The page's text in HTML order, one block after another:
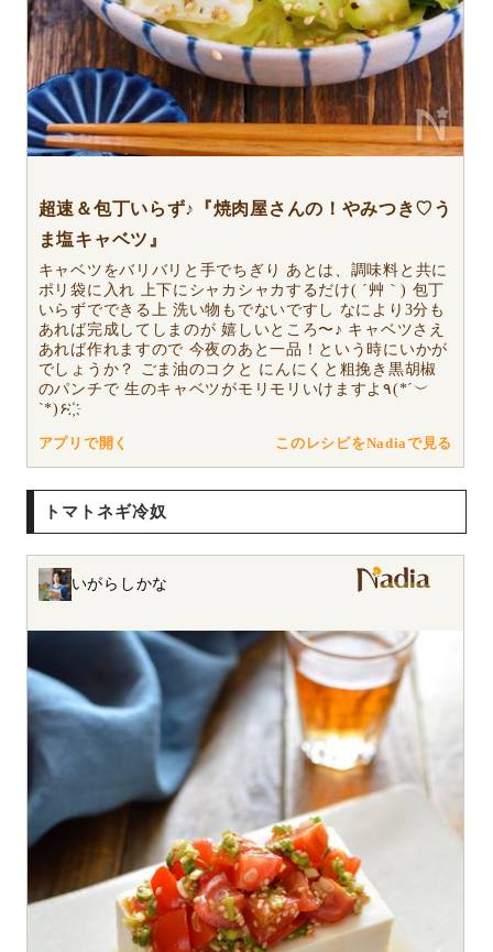
超速＆包丁いらず♪『焼肉屋さんの！やみつき♡う
ま塩キャベツ』
キャベツをバリバリと手でちぎり あとは、調味料と共に
ポリ袋に入れ 上下にシャカシャカするだけ( ´艸｀) 包丁
いらずでできる上 洗い物もでないですし なにより3分も
あれば完成してしまのが 嬉しいところ〜♪ キャベツさえ
あれば作れますので 今夜のあと一品！という時にいかが
でしょうか？ ごま油のコクと にんにくと粗挽き黒胡椒
のパンチで 生のキャベツがモリモリいけますよ٩(*´︶
`*)۶ ҉
アプリで開く このレシピをNadiaで見る
トマトネギ冷奴
いがらしかな